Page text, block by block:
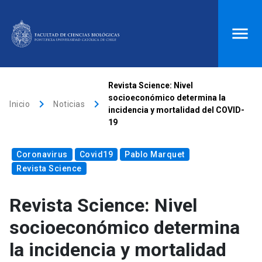
Biblioteca launch Donaciones launch
search
Quiénes somos
Inicio keyboard_arrow_right Noticias keyboard_arrow_right
Revista Science: Nivel
socioeconómico determina la
incidencia y mortalidad del COVID-
19
Coronavirus Covid19
Pablo Marquet
Revista Science
Revista Science: Nivel
socioeconómico determina
la incidencia y mortalidad